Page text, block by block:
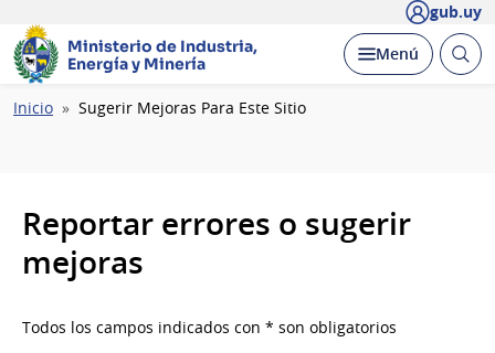
gub.uy
Ministerio de Industria,
Energía y Minería
Desplegar
Menú Abrir
Ruta
Inicio Sugerir Mejoras Para Este Sitio
Reportar errores o sugerir
mejoras
Todos los campos indicados con * son obligatorios